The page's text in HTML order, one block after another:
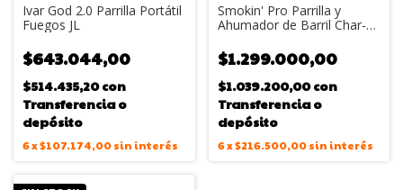
Ivar God 2.0 Parrilla Portátil
Fuegos JL
$643.044,00
$514.435,20con
Transferencia o
depósito
6x$107.174,00sin interés
Smokin' Pro Parrilla y
Ahumador de Barril Char-
Lateral
$1.299.000,00
$1.039.200,00con
Transferencia o
depósito
6x$216.500,00 sin interés